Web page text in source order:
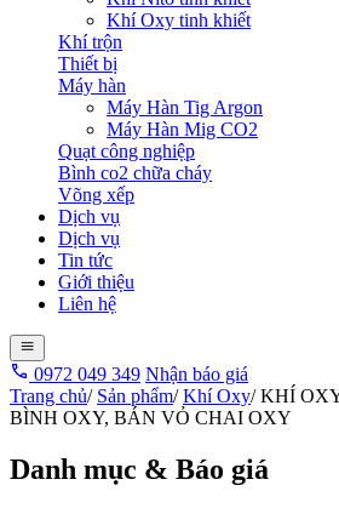
Khí Oxy tinh khiết
Khí trộn
Thiết bị
Máy hàn
Máy Hàn Tig Argon
Máy Hàn Mig CO2
Quạt công nghiệp
Bình co2 chữa cháy
Võng xếp
Dịch vụ
Dịch vụ
Tin tức
Giới thiệu
Liên hệ
0972 049 349 Nhận báo giá
Trang chủ/ Sản phẩm/ Khí Oxy/ KHÍ
BÌNH OXY, BÁN VỎ CHAI OXY
Danh mục & Báo giá